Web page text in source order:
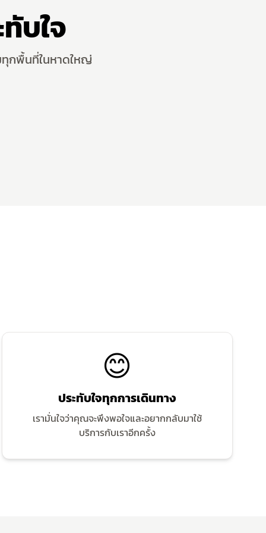
บใจ
กพื้นที่ในหาดใหญ่
😊
ประทับใจทุกการเดินทาง
เรามั่นใจว่าคุณจะพึงพอใจและอยากกลับมาใช้
บริการกับเราอีกครั้ง